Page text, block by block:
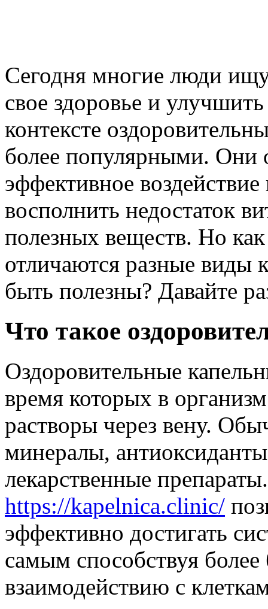
Сегодня многие люди
свое здоровье и
контексте
более популярными. Они
эффективное
восполнить недостаток
полезных веществ. Но
отличаются разные виды
быть полезны? Давайте
Что такое
Оздоровительные
время которых в
растворы через вену.
минералы,
лекарственные
https://kapelnica.clinic/
эффективно достигать
самым способствуя
взаимодействию с